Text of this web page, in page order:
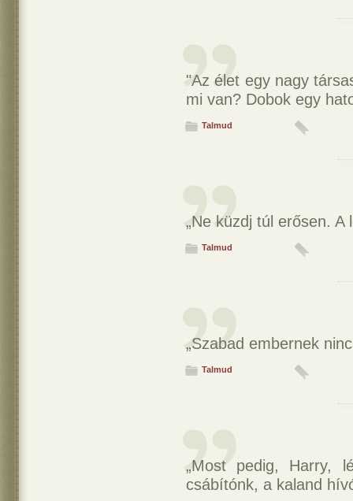
"Az élet egy nagy
mi van? Dobok egy
Talmud
„Ne küzdj túl erősen. A
Talmud
„Szabad embernek
Talmud
„Most pedig, Harry,
csábítónk, a kaland